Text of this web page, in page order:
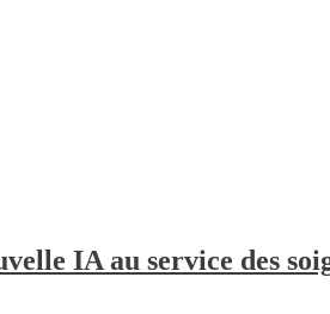
IA au service des